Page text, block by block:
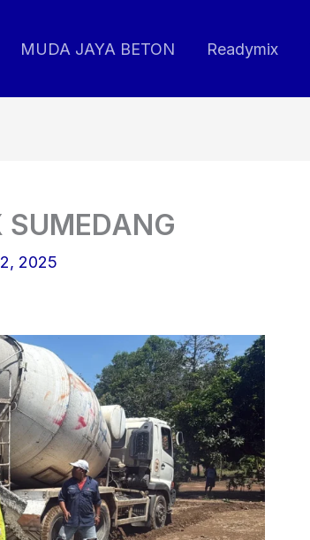
MUDA JAYA BETON Readymix
SUMEDANG
2025